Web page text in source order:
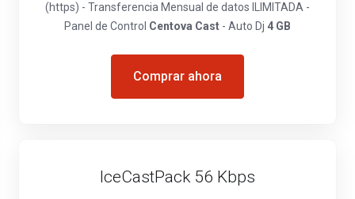
(https) - Transferencia Mensual de datos ILIMITADA -
Panel de Control Centova Cast - Auto Dj 4 GB
Comprar ahora
IceCastPack 56 Kbps